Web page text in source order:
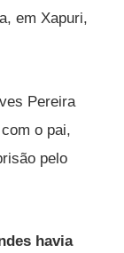
em Xapuri,
Pereira
o pai,
pelo
havia